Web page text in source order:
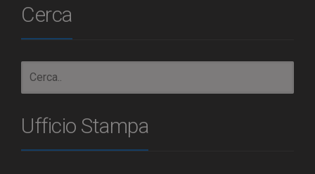
Cerca
Ufficio Stampa